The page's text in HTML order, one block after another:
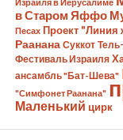
в Старом Яффо
Песах Проект "Линия
Раанана Суккот
Фестиваль Израиля
ансамбль "Бат-Шева"
"Симфонет Раанана"
Маленький цирк